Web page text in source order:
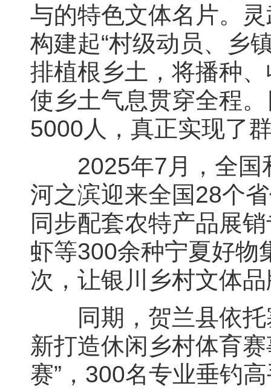
与的特色文体名片。
构建起“村级动员、乡
排植根乡土，将播种
使乡土气息贯穿全程
5000人，真正实现了
2025年7月，全国
河之滨迎来全国28个
同步配套农特产品展
虾等300余种宁夏好物
次，让银川乡村文体
同期，贺兰县依托
新打造休闲乡村体育赛
赛”，300名专业垂钓